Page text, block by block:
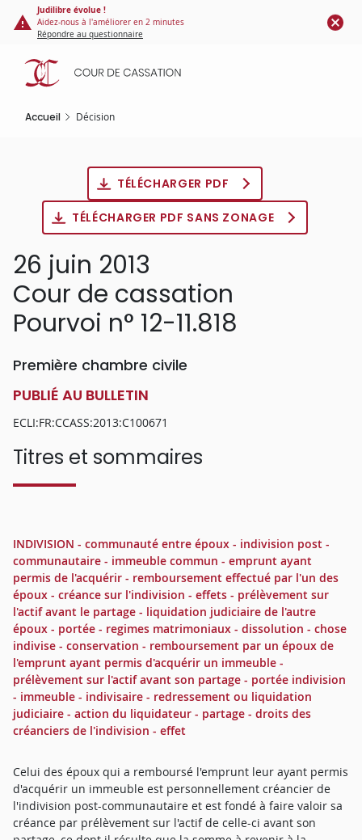
Panneau de gestion des cookies
contenu
principal
Judilibre évolue !
Aidez-nous à l'améliorer en 2 minutes
Répondre au questionnaire
Accueil Décision
TÉLÉCHARGER PDF
TÉLÉCHARGER PDF SANS ZONAGE
26 juin 2013
Cour de cassation
Pourvoi n° 12-11.818
Première chambre civile
PUBLIÉ AU BULLETIN
ECLI:FR:CCASS:2013:C100671
Titres et sommaires
INDIVISION - communauté entre époux - indivision post -
communautaire - immeuble commun - emprunt ayant
permis de l'acquérir - remboursement effectué par l'un des
époux - créance sur l'indivision - effets - prélèvement sur
l'actif avant le partage - liquidation judiciaire de l'autre
époux - portée - regimes matrimoniaux - dissolution - chose
indivise - conservation - remboursement par un époux de
l'emprunt ayant permis d'acquérir un immeuble -
prélèvement sur l'actif avant son partage - portée indivision
- immeuble - indivisaire - redressement ou liquidation
judiciaire - action du liquidateur - partage - droits des
créanciers de l'indivision - effet
Celui des époux qui a remboursé l'emprunt leur ayant permis
d'acquérir un immeuble est personnellement créancier de
l'indivision post-communautaire et est fondé à faire valoir sa
créance par prélèvement sur l'actif de celle-ci avant son